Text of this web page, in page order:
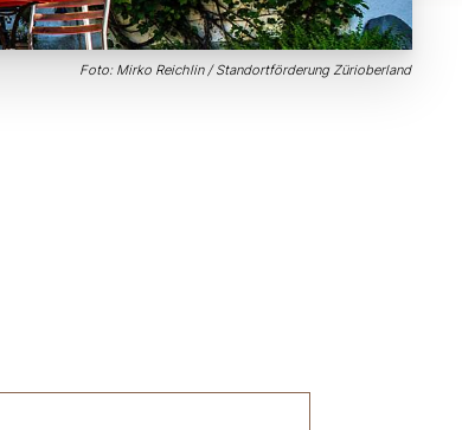
Foto: Mirko Reichlin / Standortförderung Zürioberland